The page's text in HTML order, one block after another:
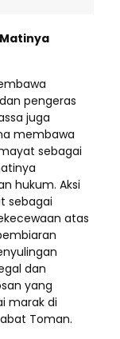
pengeras
juga
membawa
sebagai
hukum. Aksi
sebagai
atas
dan
yang
marak di
Toman.